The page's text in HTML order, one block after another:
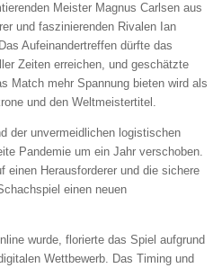
Meister Magnus Carlsen aus
und faszinierenden Rivalen Ian
Aufeinandertreffen dürfte das
Zeiten erreichen, und geschätzte
Match mehr Spannung bieten wird als
und den Weltmeistertitel.
der unvermeidlichen logistischen
Pandemie um ein Jahr verschoben.
einen Herausforderer und die sichere
einen neuen
wurde, florierte das Spiel aufgrund
Wettbewerb. Das Timing und